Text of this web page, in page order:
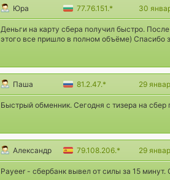
Юра 77.76.151.* 30
Деньги на карту сбера получил быстро.
этого все пришло в полном объёме) Спасибо
Паша 81.2.47.* 29
Быстрый обменник. Сегодня с тизера на
Александр 79.108.206.* 29
Payeer - сбербанк вывел от силы за 15